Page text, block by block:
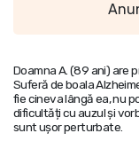
Doamna A. (89 ani) are
Suferă de boala
fie cineva lângă ea, nu
dificultăți cu auzul și
sunt ușor perturbate.